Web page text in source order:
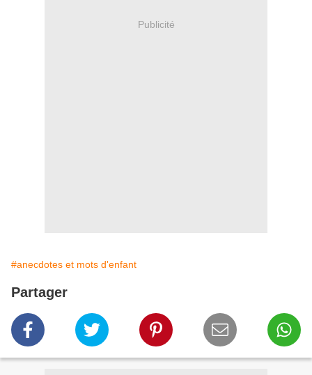
Publicité
#anecdotes et mots d'enfant
Partager